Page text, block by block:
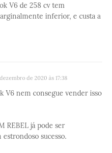
V6 de 258 cv tem
inferior, e custa a
de 2020 às 17:38
V6 nem consegue vender isso
REBEL já pode ser
sucesso.